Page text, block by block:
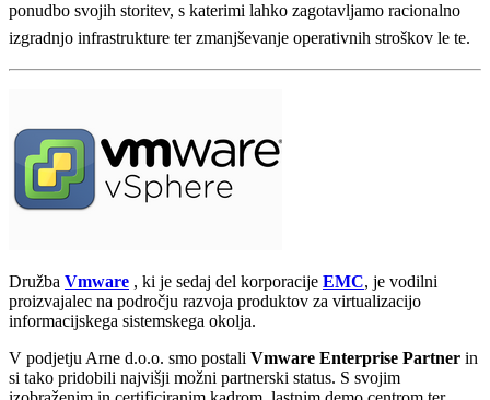
ponudbo svojih storitev, s katerimi lahko zagotavljamo racionalno
izgradnjo infrastrukture ter zmanjševanje operativnih stroškov le te.
Družba Vmware , ki je sedaj del korporacije EMC, je vodilni
proizvajalec na področju razvoja produktov za virtualizacijo
informacijskega sistemskega okolja.
V podjetju Arne d.o.o. smo postali Vmware Enterprise Partner in
si tako pridobili najvišji možni partnerski status. S svojim